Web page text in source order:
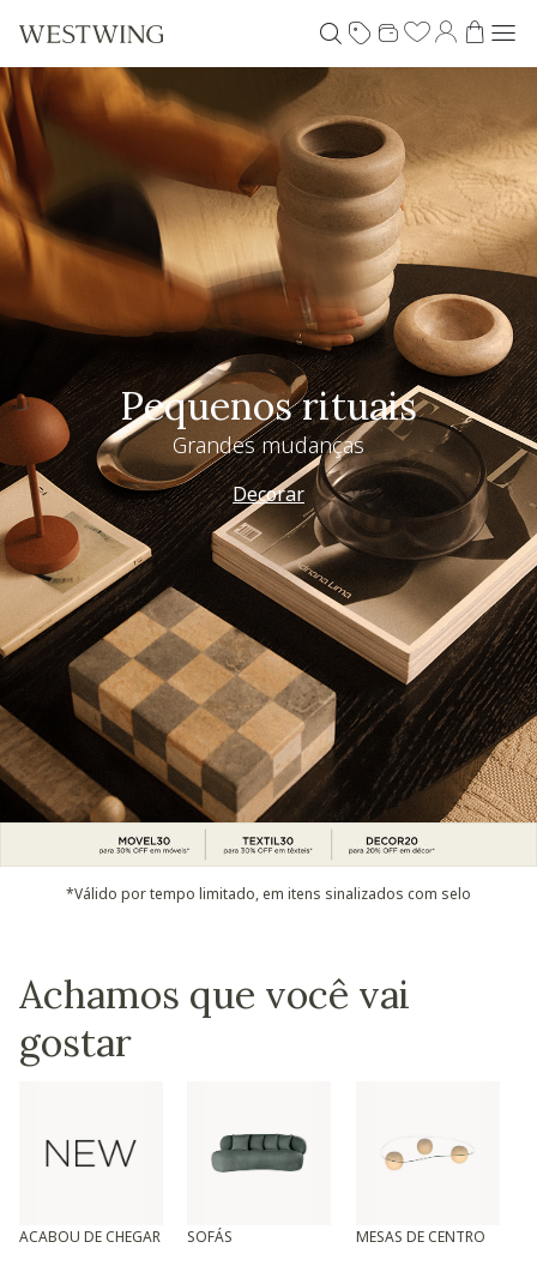
Pequenos rituais
Grandes mudanças
Decorar
*Válido por tempo limitado, em itens sinalizados com selo
Achamos que você vai
gostar
ACABOU DE CHEGAR SOFÁS MESAS DE CENTRO